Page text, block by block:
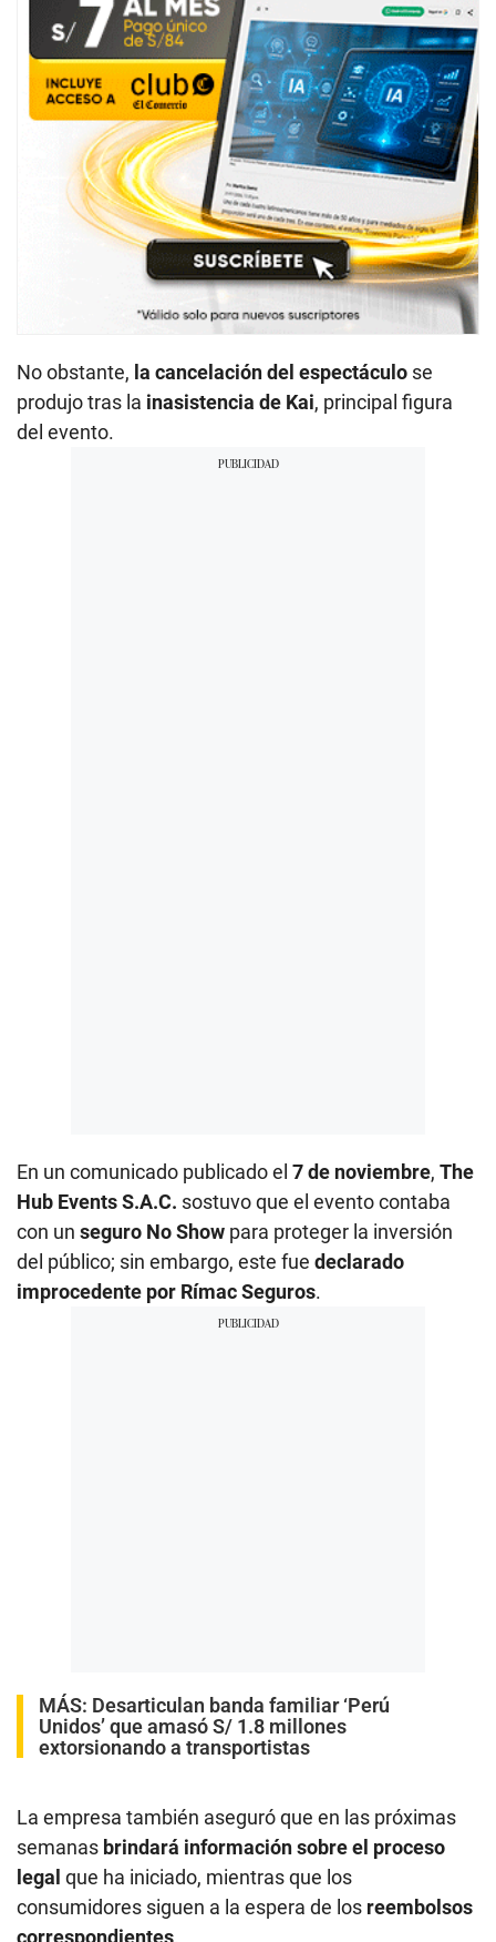
No obstante, la cancelación del espectáculo se
produjo tras la inasistencia de Kai, principal figura
del evento.
En un comunicado publicado el 7 de noviembre, The
Hub Events S.A.C. sostuvo que el evento contaba
con un seguro No Show para proteger la inversión
del público; sin embargo, este fue declarado
improcedente por Rímac Seguros.
MÁS: Desarticulan banda familiar ‘Perú
Unidos’ que amasó S/ 1.8 millones
extorsionando a transportistas
La empresa también aseguró que en las próximas
semanas brindará información sobre el proceso
legal que ha iniciado, mientras que los
consumidores siguen a la espera de los reembolsos
correspondientes.